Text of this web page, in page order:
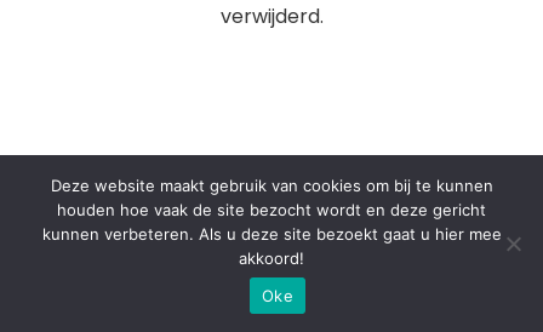
verwijderd.
Deze website maakt gebruik van cookies om bij te kunnen
houden hoe vaak de site bezocht wordt en deze gericht
kunnen verbeteren. Als u deze site bezoekt gaat u hier mee
akkoord!
Oke